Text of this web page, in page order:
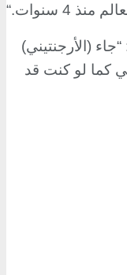
4 سنوات
“.
(الأرجنتيني)
كما لو كنت قد